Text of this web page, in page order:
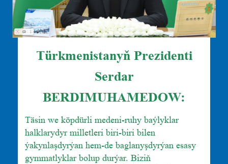
Türkmenistanyň Prezidenti
Serdar
BERDIMUHAMEDOW:
Täsin we köpdürli medeni-ruhy baýlyklar
halklarydyr milletleri biri-biri bilen
ýakynlaşdyrýan hem-de baglanyşdyrýan esasy
gymmatlyklar bolup durýar. Biziň